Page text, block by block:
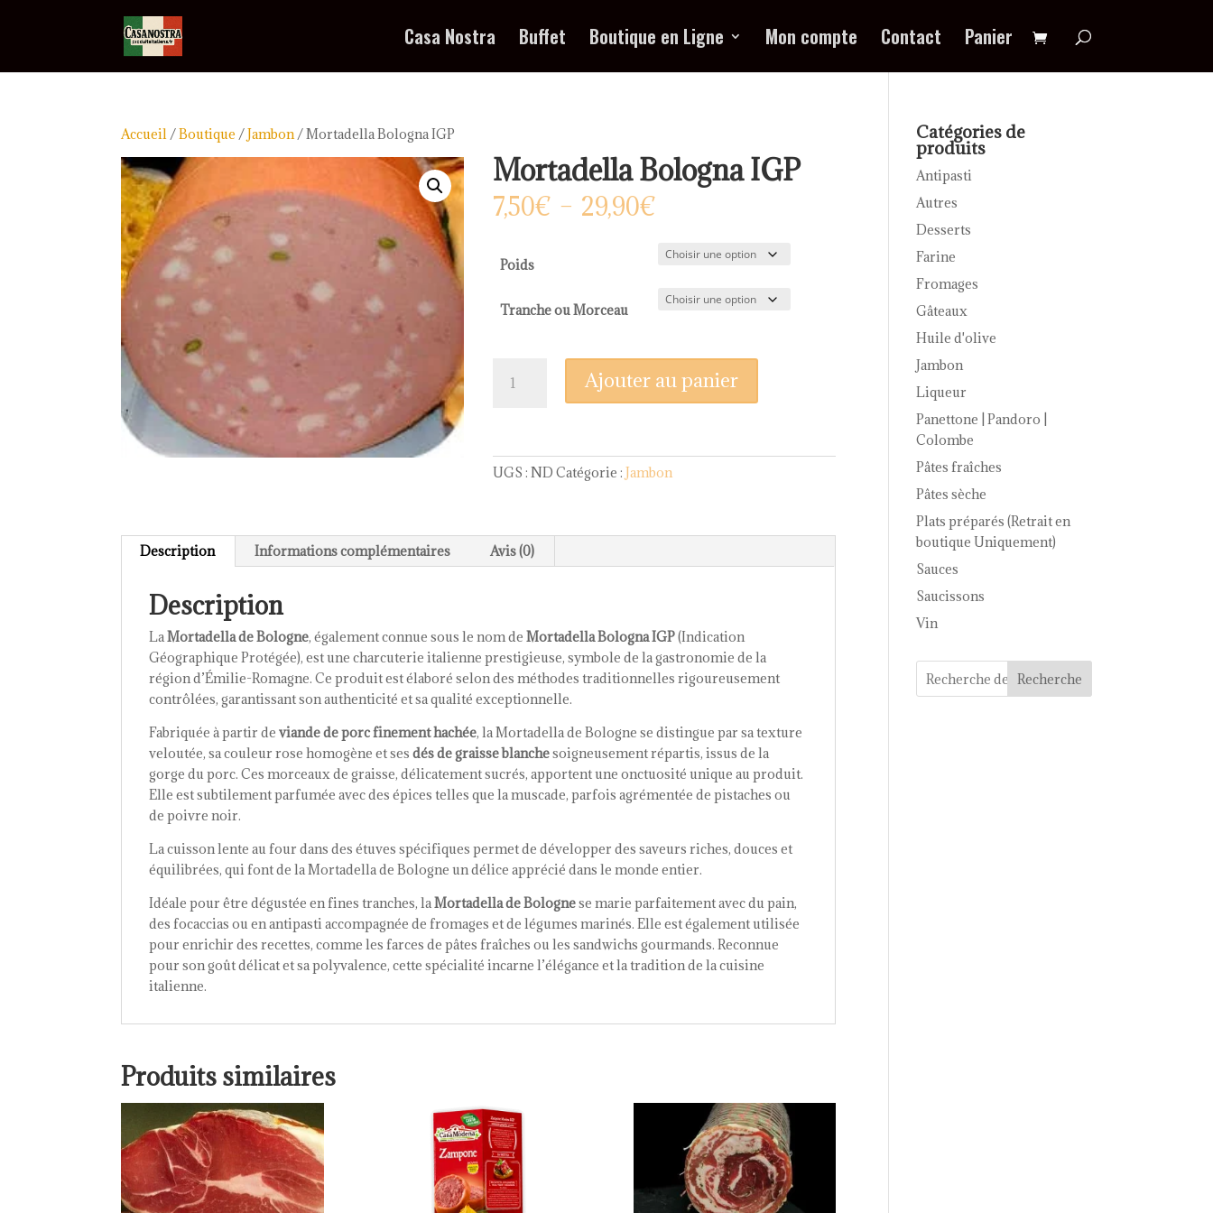
Casa Nostra Buffet Boutique en Ligne Mon compte Contact Panier
Accueil /Boutique /Jambon/ Mortadella Bologna IGP
Mortadella Bologna IGP
7,50€ – 29,90€
prix :
7,50€
à
29,90€
Poids
Tranche ou Morceau
Ajouter au panier
UGS :ND Catégorie :Jambon
Description Informations complémentaires Avis (0)
Description
LaMortadella de Bologne, également connue sous le nom deMortadella Bologna IGP(Indication
Géographique Protégée), est une charcuterie italienne prestigieuse, symbole de la gastronomie de la
région d’Émilie-Romagne. Ce produit est élaboré selon des méthodes traditionnelles rigoureusement
contrôlées, garantissant son authenticité et sa qualité exceptionnelle.
Fabriquée à partir deviande de porc finement hachée, la Mortadella de Bologne se distingue par sa texture
veloutée, sa couleur rose homogène et sesdés de graisse blanchesoigneusement répartis, issus de la
gorge du porc. Ces morceaux de graisse, délicatement sucrés, apportent une onctuosité unique au produit.
Elle est subtilement parfumée avec des épices telles que la muscade, parfois agrémentée de pistaches ou
de poivre noir.
La cuisson lente au four dans des étuves spécifiques permet de développer des saveurs riches, douces et
équilibrées, qui font de la Mortadella de Bologne un délice apprécié dans le monde entier.
Idéale pour être dégustée en fines tranches, laMortadella de Bolognese marie parfaitement avec du pain,
des focaccias ou en antipasti accompagnée de fromages et de légumes marinés. Elle est également utilisée
pour enrichir des recettes, comme les farces de pâtes fraîches ou les sandwichs gourmands. Reconnue
pour son goût délicat et sa polyvalence, cette spécialité incarne l’élégance et la tradition de la cuisine
italienne.
Produits similaires
Catégories de
produits
Antipasti
Autres
Desserts
Farine
Fromages
Gâteaux
Huile d'olive
Jambon
Liqueur
Panettone | Pandoro |
Colombe
Pâtes fraîches
Pâtes sèche
Plats préparés (Retrait en
boutique Uniquement)
Sauces
Saucissons
Vin
Recherche